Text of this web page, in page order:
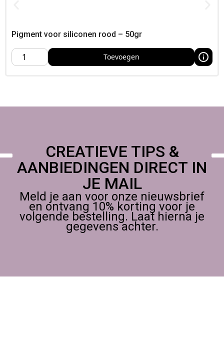
kopen bij Foamtastic Crafts
eenvoudig online; afhalen is mogelijk in ons atelier of op een
creatieve conventie, Ontdek ons brede assortiment voor
Pigment voor siliconen rood – 50gr
Toevoegen
CREATIEVE TIPS &
AANBIEDINGEN DIRECT IN
JE MAIL
Meld je aan voor onze nieuwsbrief
en ontvang 10% korting voor je
volgende bestelling. Laat hierna je
gegevens achter.